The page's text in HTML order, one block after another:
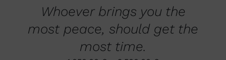
VARIANTEN
AUF.
DIE
Whoever brings you the
most peace, should get the
most time.